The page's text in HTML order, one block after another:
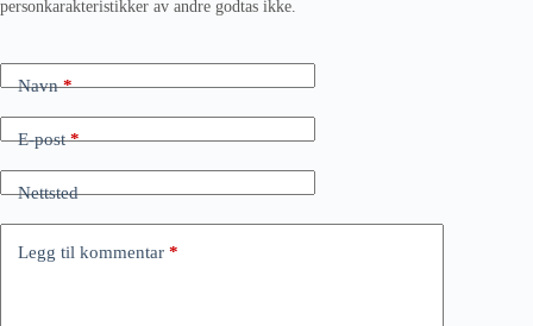
personkarakteristikker av andre godtas ikke.
Navn*
E-post*
Nettsted
Legg til kommentar *